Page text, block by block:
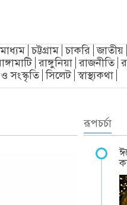
চট্টগ্রাম চাকরি জাতীয়
রাঙ্গুনিয়া রাজনীতি
সংস্কৃতি সিলেট স্বাস্থ্যকথা
রূপচর্চা